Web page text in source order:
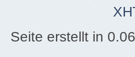
Seite erstellt in